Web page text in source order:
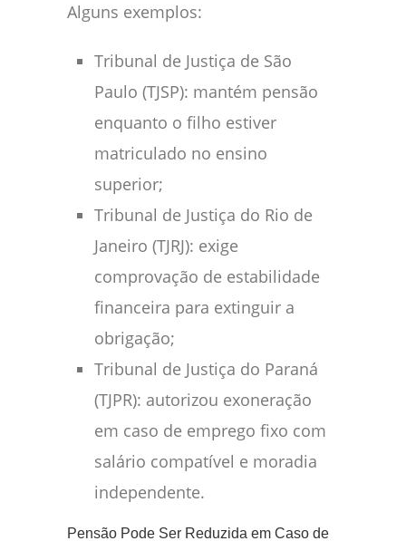
Alguns exemplos:
Tribunal de Justiça de São
Paulo (TJSP): mantém pensão
enquanto o filho estiver
matriculado no ensino
superior;
Tribunal de Justiça do Rio de
Janeiro (TJRJ): exige
comprovação de estabilidade
financeira para extinguir a
obrigação;
Tribunal de Justiça do Paraná
(TJPR): autorizou exoneração
em caso de emprego fixo com
salário compatível e moradia
independente.
Pensão Pode Ser Reduzida em Caso de